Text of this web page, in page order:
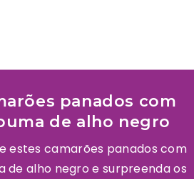
panados com
de alho negro
estes camarões panados com
de alho negro e surpreenda os